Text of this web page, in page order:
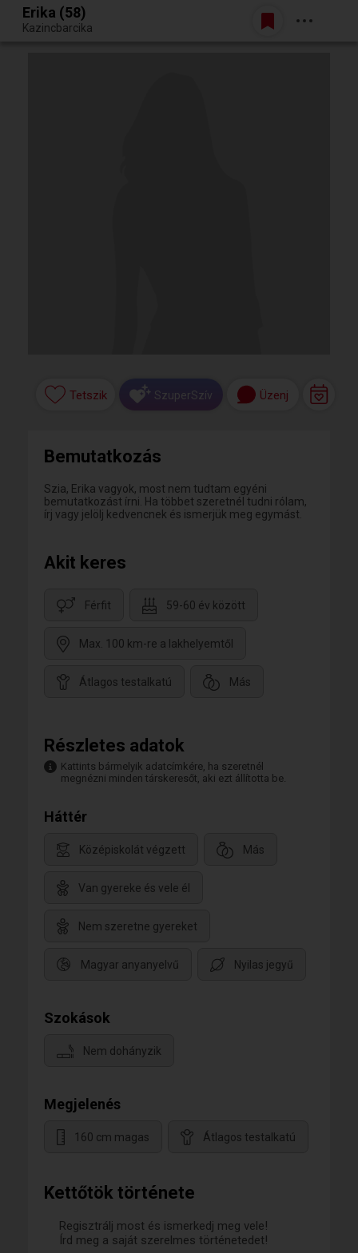
Egy jó randiból bármi lehet.
Belépés
Erika (58)
Kazincbarcika
Kettőtök története
Regisztrálj most és ismerkedj meg vele!
Írd meg a saját szerelmes történetedet!
Tetszik SzuperSzív Üzenj
Bemutatkozás
Szia, Erika vagyok, most nem tudtam egyéni
bemutatkozást írni. Ha többet szeretnél tudni rólam,
írj vagy jelölj kedvencnek és ismerjük meg egymást.
Akit keres
Férfit 59-60 év között
Max. 100 km-re a lakhelyemtől
Átlagos testalkatú Más
Részletes adatok
Kattints bármelyik adatcímkére, ha szeretnél
megnézni minden társkeresőt, aki ezt állította be.
Háttér
Középiskolát végzett Más
Van gyereke és vele él
Nem szeretne gyereket
Magyar anyanyelvű Nyilas jegyű
Szokások
Nem dohányzik
Megjelenés
160 cm magas Átlagos testalkatú